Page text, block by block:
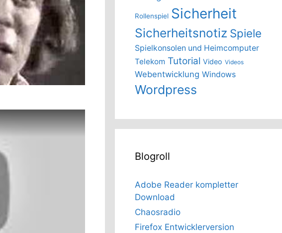
Rollenspiel Sicherheit
Sicherheitsnotiz Spiele
Spielkonsolen und Heimcomputer
Telekom Tutorial Video Videos
Webentwicklung Windows
Wordpress
Blogroll
Adobe Reader kompletter
Download
Chaosradio
Firefox Entwicklerversion